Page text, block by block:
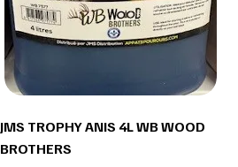
JMS TROPHY ANIS 4L WB WOOD
BROTHERS